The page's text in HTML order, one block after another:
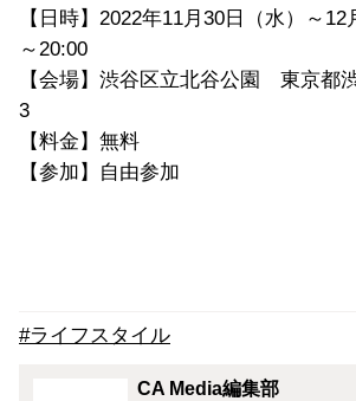
【日時】2022年11月30日（水）～
～20:00
【会場】渋谷区立北谷公園 東京都
3
【料金】無料
【参加】自由参加
#ライフスタイル
CA Media編集部